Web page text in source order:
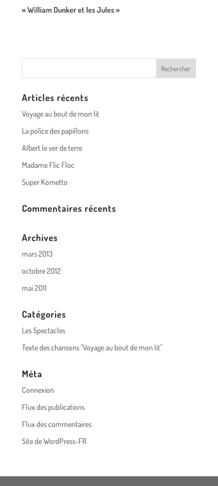
« William Dunker et les Jules »
Articles récents
Voyage au bout de mon lit
La police des papillons
Albert le ver de terre
Madame Flic Floc
Super Kornetto
Commentaires récents
Archives
mars 2013
octobre 2012
mai 2011
Catégories
Les Spectacles
Texte des chansons "Voyage au bout de mon lit"
Méta
Connexion
Flux des publications
Flux des commentaires
Site de WordPress-FR